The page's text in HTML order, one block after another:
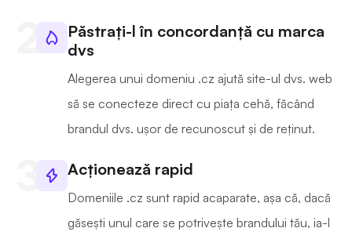
Păstrați-l în concordanță cu marca
dvs
Alegerea unui domeniu .cz ajută site-ul dvs. web
să se conecteze direct cu piața cehă, făcând
brandul dvs. ușor de recunoscut și de reținut.
Acționează rapid
Domeniile .cz sunt rapid acaparate, așa că, dacă
găsești unul care se potrivește brandului tău, ia-l